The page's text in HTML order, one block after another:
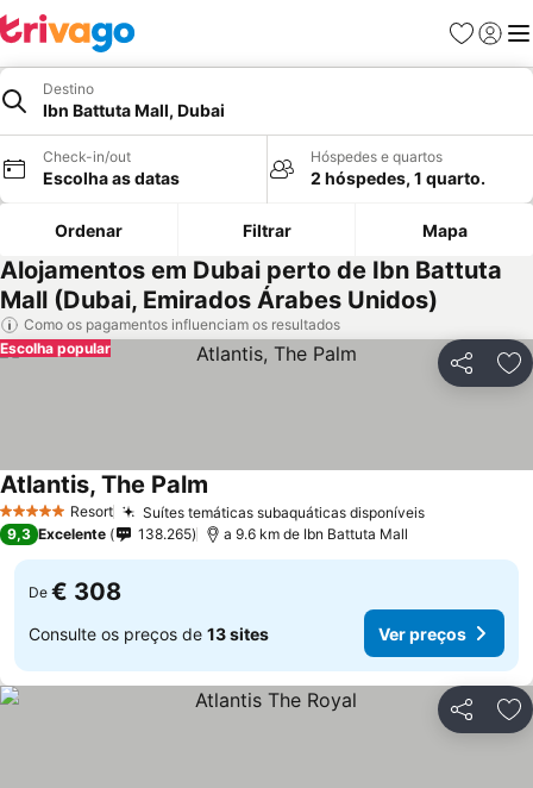
Favoritos
Iniciar
Destino
Ibn Battuta Mall, Dubai
Check-in/out
Escolha as datas
Hóspedes e quartos
2 hóspedes, 1 quarto.
Ordenar Filtrar Mapa
Alojamentos em Dubai perto de Ibn Battuta
Mall (Dubai, Emirados Árabes Unidos)
Como os pagamentos influenciam os resultados
Partilhar
Escolha popular
5 Estrelas Resort Suítes temáticas subaquáticas disponíveis
Atlantis, The Palm
9,3 Excelente 138.265 a 9.6 km de Ibn Battuta Mall
De € 308
Consulte os preços de 13 sites Ver preços
Partilhar